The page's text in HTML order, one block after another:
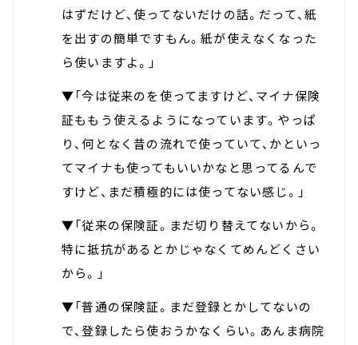
はずだけど、使ってないだけの話。だって、紙
を出すの簡単ですもん。紙が使えなくなった
ら使いますよ。」
▼「今は従来のを使ってますけど、マイナ保険
証ももう使えるようになっています。やっぱ
り、何となく昔の流れで使っていて、かといっ
てマイナも使ってもいいかなと思ってるんで
すけど、まだ積極的には使ってない感じ。」
▼「従来の保険証。まだ切り替えてないから。
特に抵抗があるとかじゃなくてめんどくさい
から。」
▼「普通の保険証。まだ登録とかしてないの
で、登録したら使おうかなくらい。あんま病院